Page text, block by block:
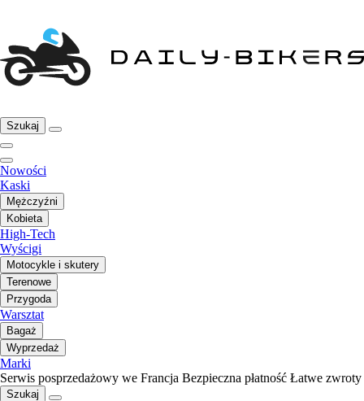
Szukaj
Nowości
Kaski
Mężczyźni
Kobieta
High-Tech
Wyścigi
Motocykle i skutery
Terenowe
Przygoda
Warsztat
Bagaż
Wyprzedaż
Marki
Serwis posprzedażowy we Francja Bezpieczna płatność Łatwe zwroty
Szukaj